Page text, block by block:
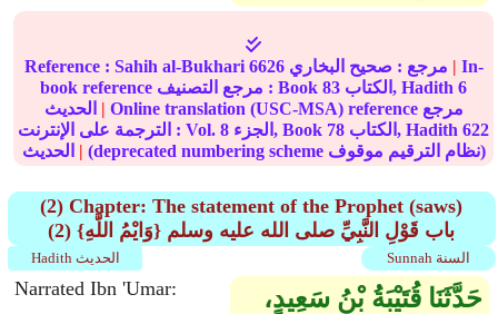
Reference : Sahih al-Bukhari 6626 مرجع : صحيح البخاري | In-
book reference مرجع التصنيف : Book83 الكتاب, Hadith6
| Online translation (USC-MSA) reference مرجع
الترجمة على الإنترنت : Vol.8 الجزء, Book 78 الكتاب, Hadith622
| (deprecated numbering scheme نظام الترقيم موقوف)
(2) Chapter: The statement of the Prophet (saws)
(2) باب قَوْلِ النَّبِيِّ صلى الله عليه وسلم ‏{‏وَايْمُ اللَّهِ‏}‏
Sunnah السنة Hadith الحديث
Narrated Ibn 'Umar:
حَدَّثَنَا قُتَيْبَةُ بْنُ سَعِيدٍ،